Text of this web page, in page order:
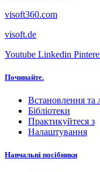
visoft360.com
visoft.de
Youtube Linkedin
Починайте.
Встановлення та
Бібліотеки
Практикуйтеся з
Налаштування
Навчальні посібники